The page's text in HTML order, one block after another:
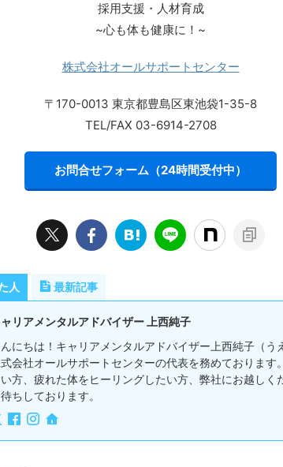
採用支援・人材育成
~心も体も健康に！~
株式会社オールサポートセンター
〒170-0013 東京都豊島区東池袋1-35-8
TEL/FAX 03-6914-2708
お問合せフォーム（24時間受付中）
人 最新記事
リアメンタルアドバイザー 上西純子
にちは！キャリアメンタルアドバイザー上西純子（う
会社オールサポートセンターの代表を務めております
方、疲れた体をヒーリングしたい方、弊社にお越しく
ちしております。